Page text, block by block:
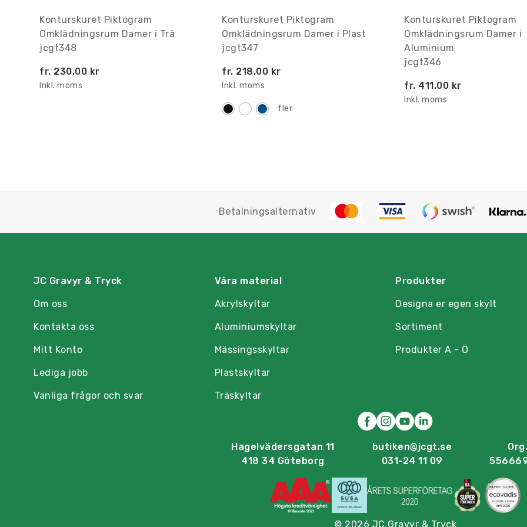
Konturskuret Piktogram
Omklädningsrum Damer i Trä
jcgt348
fr. 230.00 kr
Inkl. moms
Konturskuret Piktogram
Omklädningsrum Damer i Plast
jcgt347
fr. 218.00 kr
Inkl. moms
fler
Konturskuret Piktogram
Omklädningsrum Damer i
Aluminium
jcgt346
fr. 411.00 kr
Inkl. moms
Betalningsalternativ
JC Gravyr & Tryck
Om oss
Kontakta oss
Mitt Konto
Lediga jobb
Vanliga frågor och svar
Våra material
Akrylskyltar
Aluminiumskyltar
Mässingsskyltar
Plastskyltar
Träskyltar
Produkter
Designa er egen skylt
Sortiment
Produkter A - Ö
Hagelvädersgatan 11
418 34 Göteborg
butiken@jcgt.se
031-24 11 09
© 2026 JC Gravyr & Tryck